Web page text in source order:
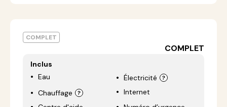
COMPLET
COMPLET
Inclus
Eau
Électricité
Chauffage
Internet